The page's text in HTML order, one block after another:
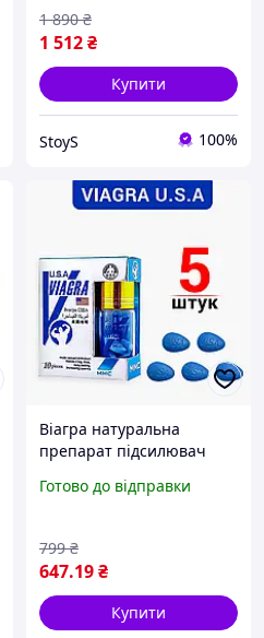
1 512₴
1 890 ₴
Купити
StoyS 100%
Віагра натуральна
препарат підсилювач
збудник таблетки для
сили 5 шт сексу
Готово до відправки
647.19₴
799 ₴
Купити